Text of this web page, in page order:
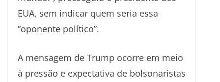
EUA, sem indicar quem seria essa
“oponente político”.
A mensagem de Trump ocorre em meio
à pressão e expectativa de bolsonaristas